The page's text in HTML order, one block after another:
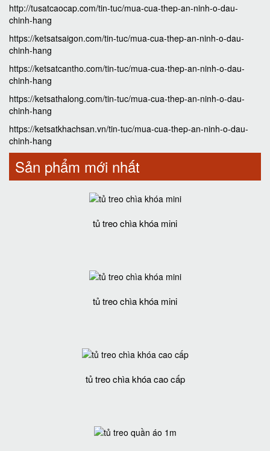
http://tusatcaocap.com/tin-tuc/mua-cua-thep-an-ninh-o-dau-
chinh-hang
https://ketsatsaigon.com/tin-tuc/mua-cua-thep-an-ninh-o-dau-
chinh-hang
https://ketsatcantho.com/tin-tuc/mua-cua-thep-an-ninh-o-dau-
chinh-hang
https://ketsathalong.com/tin-tuc/mua-cua-thep-an-ninh-o-dau-
chinh-hang
https://ketsatkhachsan.vn/tin-tuc/mua-cua-thep-an-ninh-o-dau-
chinh-hang
Sản phẩm mới nhất
tủ treo chìa khóa mini
tủ treo chìa khóa mini
tủ treo chìa khóa cao cấp